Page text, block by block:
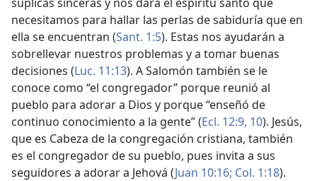
necesitamos para hallar las perlas de sabiduría que en
ella se encuentran (Sant. 1:5). Estas nos ayudarán a
sobrellevar nuestros problemas y a tomar buenas
decisiones (Luc. 11:13). A Salomón también se le
conoce como “el congregador” porque reunió al
pueblo para adorar a Dios y porque “enseñó de
continuo conocimiento a la gente” (Ecl. 12:9, 10). Jesús,
que es Cabeza de la congregación cristiana, también
es el congregador de su pueblo, pues invita a sus
seguidores a adorar a Jehová (Juan 10:16; Col. 1:18).